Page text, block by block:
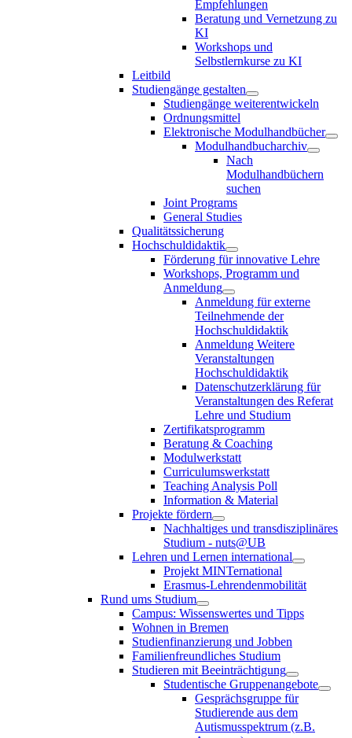
Empfehlungen
Beratung und Vernetzung zu
KI
Workshops und
Selbstlernkurse zu KI
Leitbild
Studiengänge gestalten
Studiengänge weiterentwickeln
Ordnungsmittel
Elektronische Modulhandbücher
Modulhandbucharchiv
Nach
Modulhandbüchern
suchen
Joint Programs
General Studies
Qualitätssicherung
Hochschuldidaktik
Förderung für innovative Lehre
Workshops, Programm und
Anmeldung
Anmeldung für externe
Teilnehmende der
Hochschuldidaktik
Anmeldung Weitere
Veranstaltungen
Hochschuldidaktik
Datenschutzerklärung für
Veranstaltungen des Referat
Lehre und Studium
Zertifikatsprogramm
Beratung & Coaching
Modulwerkstatt
Curriculumswerkstatt
Teaching Analysis Poll
Information & Material
Projekte fördern
Nachhaltiges und transdisziplinäres
Studium - nuts@UB
Lehren und Lernen international
Projekt MINTernational
Erasmus-Lehrendenmobilität
Rund ums Studium
Campus: Wissenswertes und Tipps
Wohnen in Bremen
Studienfinanzierung und Jobben
Familienfreundliches Studium
Studieren mit Beeinträchtigung
Studentische Gruppenangebote
Gesprächsgruppe für
Studierende aus dem
Autismusspektrum (z.B.